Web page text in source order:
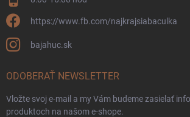
https://www.fb.com/najkrajsiabaculka
bajahuc.sk
ODOBERAŤ NEWSLETTER
Vložte svoj e-mail a my Vám budeme zasielať
produktoch na našom e-shope.